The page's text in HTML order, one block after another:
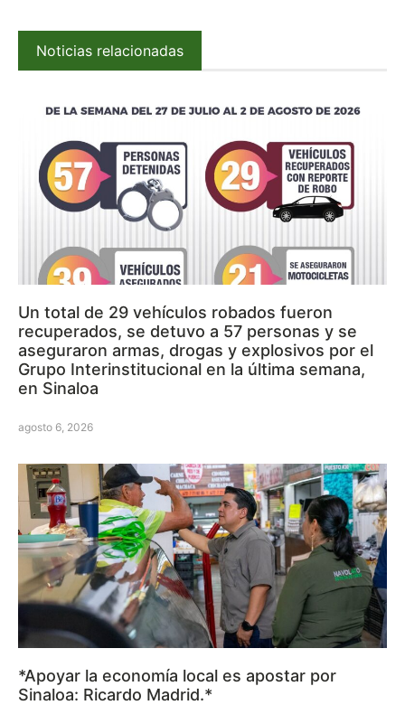
Noticias relacionadas
Un total de 29 vehículos robados fueron
recuperados, se detuvo a 57 personas y se
aseguraron armas, drogas y explosivos por el
Grupo Interinstitucional en la última semana,
en Sinaloa
agosto 6, 2026
*Apoyar la economía local es apostar por
Sinaloa: Ricardo Madrid.*